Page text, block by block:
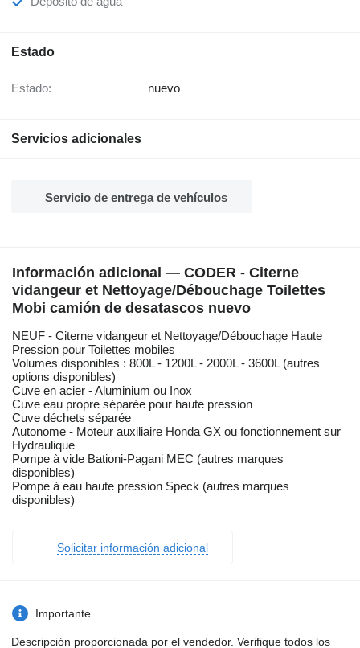
Estado
Estado: nuevo
Servicios adicionales
Servicio de entrega de vehículos
Información adicional — CODER - Citerne
vidangeur et Nettoyage/Débouchage Toilettes
Mobi camión de desatascos nuevo
NEUF - Citerne vidangeur et Nettoyage/Débouchage Haute
Pression pour Toilettes mobiles
Volumes disponibles : 800L - 1200L - 2000L - 3600L (autres
options disponibles)
Cuve en acier - Aluminium ou Inox
Cuve eau propre séparée pour haute pression
Cuve déchets séparée
Autonome - Moteur auxiliaire Honda GX ou fonctionnement sur
Hydraulique
Pompe à vide Bationi-Pagani MEC (autres marques
disponibles)
Pompe à eau haute pression Speck (autres marques
disponibles)
Solicitar información adicional
Importante
Descripción proporcionada por el vendedor. Verifique todos los